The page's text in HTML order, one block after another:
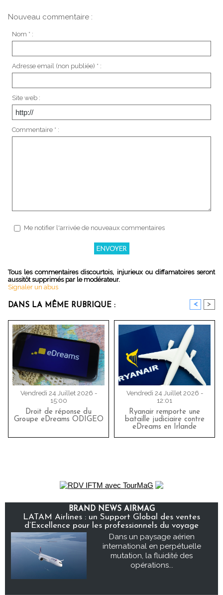
Nouveau commentaire :
Nom * :
Adresse email (non publiée) * :
Site web :
Commentaire * :
Me notifier l'arrivée de nouveaux commentaires
Tous les commentaires discourtois, injurieux ou diffamatoires seront
aussitôt supprimés par le modérateur.
Signaler un abus
DANS LA MÊME RUBRIQUE : < >
Vendredi 24 Juillet 2026 -
15:00
Droit de réponse du
Groupe eDreams ODIGEO
Vendredi 24 Juillet 2026 -
12:01
Ryanair remporte une
bataille judiciaire contre
eDreams en Irlande
BRAND NEWS AIRMAG
LATAM Airlines : un Support Global des ventes
d’Excellence pour les professionnels du voyage
Dans un paysage aérien
international en perpétuelle
mutation, la fluidité des
opérations...